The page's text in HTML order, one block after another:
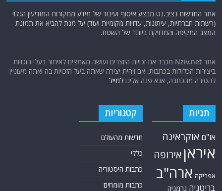
אתר החדשות נציב.נט מבצע איסוף ועיבוד של מידע ממקורות המודיעין הגלוי
(רשתות חברתיות, עיתונות, עדויות מקומיות ועוד) על מנת להביא את תמונת
המצב המקיפה והמדויקת ביותר של השטח.
אתר Nziv.net מכבד את זכויות היוצרים ועושה מאמצים לאיתור בעלי הזכויות
ביצירות הכלולות בכתבות. אם זיהית יצירה שאתה בעל הזכויות בה ואתה מעוניין
להסירה מהכתבה, אנא פנה אלינולמייל
תגיות
או"ם אוקראינה
איראן אירופה
אפריקה ארה"ב
בריטניה גרמניה
קטגוריות
חדשות מהעולם
כללי
כתבות היסטוריה
כתבות מומחים